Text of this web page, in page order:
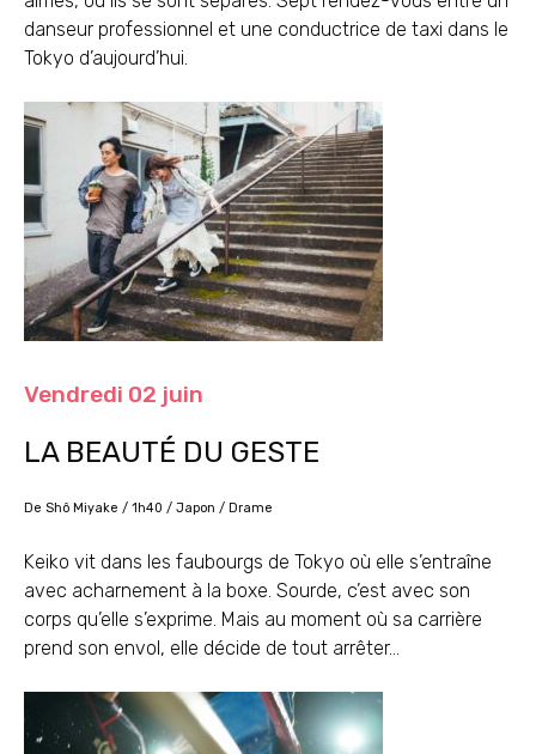
danseur professionnel et une conductrice de taxi dans le
Tokyo d’aujourd’hui.
Vendredi 02 juin
LA BEAUTÉ DU GESTE
De Shô Miyake / 1h40 / Japon / Drame
Keiko vit dans les faubourgs de Tokyo où elle s’entraîne
avec acharnement à la boxe. Sourde, c’est avec son
corps qu’elle s’exprime. Mais au moment où sa carrière
prend son envol, elle décide de tout arrêter…